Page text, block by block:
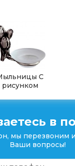
С
рисунком
в
мы перезвоним
Ваши вопросы!